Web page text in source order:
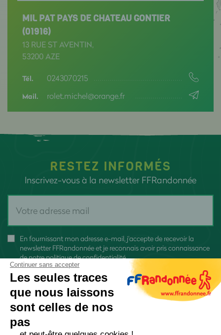
MIL PAT PAYS DE CHATEAU GONTIER
(01916)
13 RUE ST AVENTIN,
53200 AZE
Tél. 0243070215
Mail. rolet.michel@orange.fr
RESTEZ INFORMÉS
Inscrivez-vous à la newsletter FFRandonnée
En fournissant mon adresse e-mail, j'accepte de recevoir la
newsletter FFRandonnée et je reconnais avoir pris connaissance
denotre politique de confidentialité
Continuer sans accepter
Les seules traces
que nous laissons
sont celles de nos
pas